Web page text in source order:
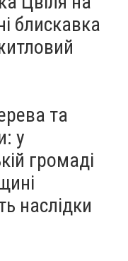
блискавка
та
у
громаді
наслідки